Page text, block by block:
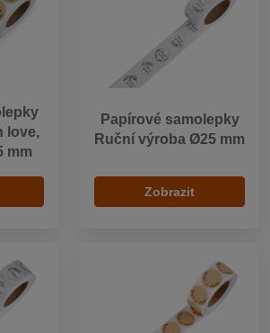
love,
mm
Papírové samolepky
Ruční výroba Ø25 mm
Zobrazit